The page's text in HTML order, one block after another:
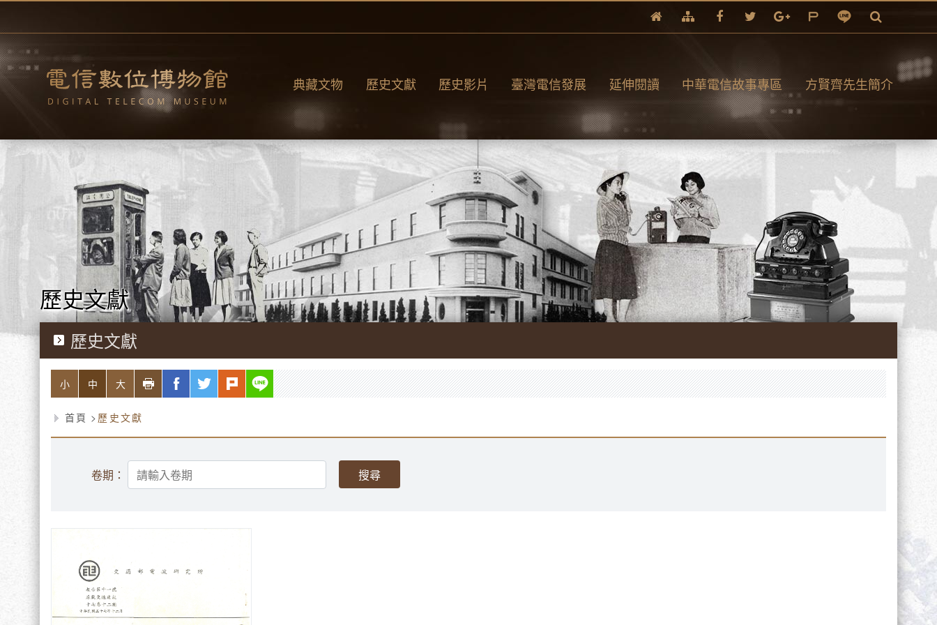
跳
要
內
容
典藏文物 歷史文獻 歷史影片 臺灣電信發展 延伸閱讀 中華電信故事專區 方賢齊先生簡介
歷史文獻
歷史文獻
略過字型切換，社群分享工具列
小 中 大 列印 facebook
twitter plurk line
首頁 歷史文獻
卷期：